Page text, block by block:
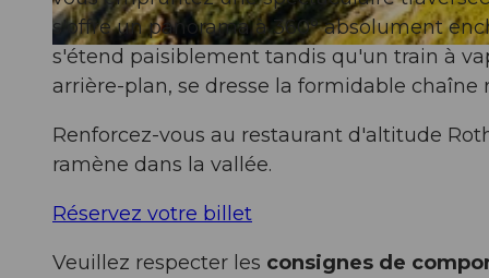
© Bergbahnen Sörenberg AG, UNESCO Biosphäre Entlebuch
s'offre un panorama à 360° absolument
s'étend paisiblement tandis qu'un train à
arrière-plan, se dresse la formidable chaîne
Renforcez-vous au restaurant d'altitude
ramène dans la vallée.
Réservez votre billet
Veuillez respecter les consignes de